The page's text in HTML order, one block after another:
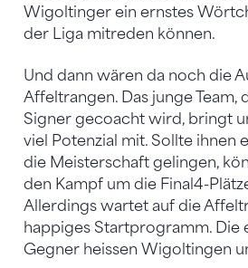
Wigoltinger ein ernstes
der Liga mitreden können.
Und dann wären da noch die
Affeltrangen. Das junge Team,
Signer gecoacht wird, bringt
viel Potenzial mit. Sollte ihnen
die Meisterschaft gelingen,
den Kampf um die Final4-
Allerdings wartet auf die
happiges Startprogramm. Die
Gegner heissen Wigoltingen